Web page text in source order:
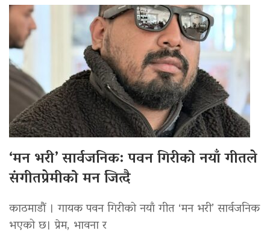
‘मन भरी’ सार्वजनिक: पवन गिरीको नयाँ गीतले
संगीतप्रेमीको मन जित्दै
काठमाडौं । गायक पवन गिरीको नयाँ गीत ‘मन भरी’ सार्वजनिक
भएको छ। प्रेम, भावना र